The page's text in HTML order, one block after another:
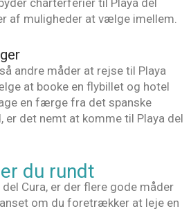
af muligheder at vælge imellem.
andre måder at rejse til Playa
at booke en flybillet og hotel
en færge fra det spanske
er det nemt at komme til Playa del
du rundt
Cura, er der flere gode måder
om du foretrækker at leje en